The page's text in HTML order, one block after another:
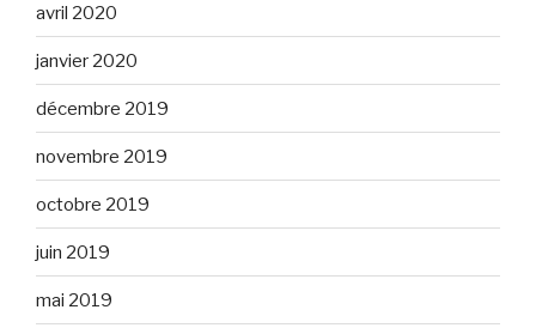
avril 2020
janvier 2020
décembre 2019
novembre 2019
octobre 2019
juin 2019
mai 2019